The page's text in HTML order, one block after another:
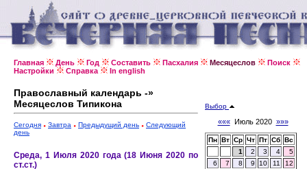
Главная День Год Составить Пасхалия Месяцеслов
Поиск
Настройки
Справка In english
Православный календарь -»
Месяцеслов Типикона
Сегодня Завтра Предыдущий день
Следующий
день
Среда, 1 Июля 2020 года (18 Июня 2020 по
ст.ст.)
Выбор
«««Июль 2020 »»»
Пн Вт Ср Чт Пт Сб Вс
1
2 3 4
5
6
7 8 9 10 11
12